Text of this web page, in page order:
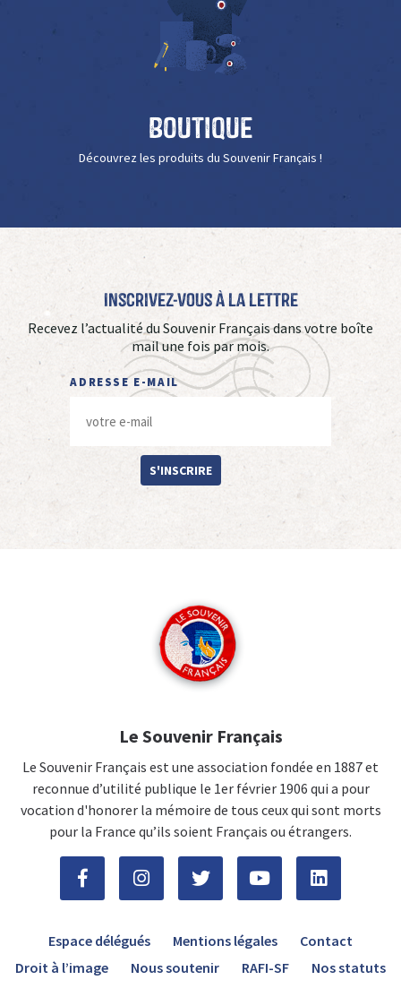
Boutique
Découvrez les produits du Souvenir Français !
Inscrivez-vous à La Lettre
Recevez l’actualité du Souvenir Français dans votre boîte
mail une fois par mois.
ADRESSE E-MAIL
S'INSCRIRE
Le Souvenir Français
Le Souvenir Français est une association fondée en 1887 et
reconnue d’utilité publique le 1er février 1906 qui a pour
vocation d'honorer la mémoire de tous ceux qui sont morts
pour la France qu’ils soient Français ou étrangers.
Espace délégués Mentions légales
Contact
Droit à l’image
Nous soutenir RAFI-SF Nos statuts